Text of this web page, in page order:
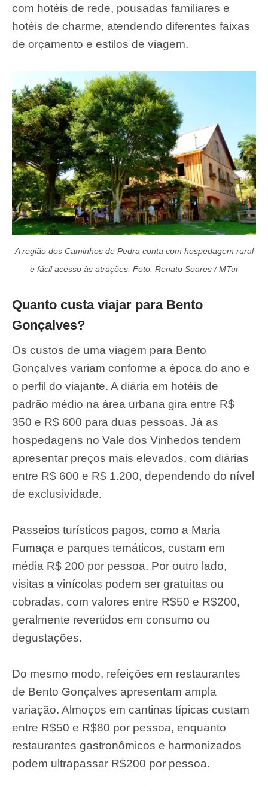
com hotéis de rede, pousadas familiares e
hotéis de charme, atendendo diferentes faixas
de orçamento e estilos de viagem.
A região dos Caminhos de Pedra conta com hospedagem rural
e fácil acesso às atrações. Foto: Renato Soares / MTur
Quanto custa viajar para Bento
Gonçalves?
Os custos de uma viagem para Bento
Gonçalves variam conforme a época do ano e
o perfil do viajante. A diária em hotéis de
padrão médio na área urbana gira entre R$
350 e R$ 600 para duas pessoas. Já as
hospedagens no Vale dos Vinhedos tendem
apresentar preços mais elevados, com diárias
entre R$ 600 e R$ 1.200, dependendo do nível
de exclusividade.
Passeios turísticos pagos, como a Maria
Fumaça e parques temáticos, custam em
média R$ 200 por pessoa. Por outro lado,
visitas a vinícolas podem ser gratuitas ou
cobradas, com valores entre R$50 e R$200,
geralmente revertidos em consumo ou
degustações.
Do mesmo modo, refeições em restaurantes
de Bento Gonçalves apresentam ampla
variação. Almoços em cantinas típicas custam
entre R$50 e R$80 por pessoa, enquanto
restaurantes gastronômicos e harmonizados
podem ultrapassar R$200 por pessoa.